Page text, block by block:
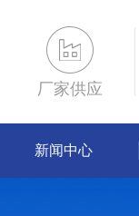
厂家供应
新闻中心